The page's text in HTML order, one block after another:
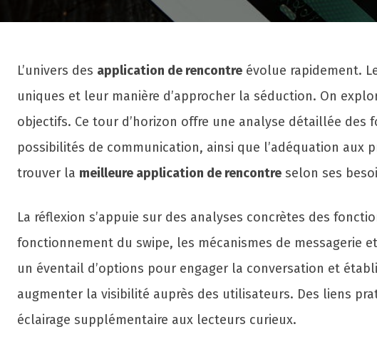
L’univers des application de rencontre évolue rapidement.
uniques et leur manière d’approcher la séduction. On
objectifs. Ce tour d’horizon offre une analyse détaillée
possibilités de communication, ainsi que l’adéquation aux
trouver la meilleure application de rencontre selon ses
La réflexion s’appuie sur des analyses concrètes des
fonctionnement du swipe, les mécanismes de messagerie
un éventail d’options pour engager la conversation et
augmenter la visibilité auprès des utilisateurs. Des liens
éclairage supplémentaire aux lecteurs curieux.